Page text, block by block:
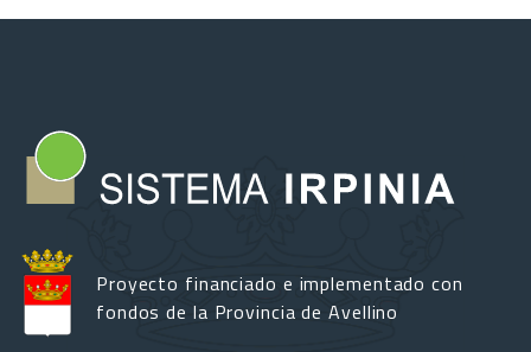
Proyecto financiado e implementado con
fondos de la Provincia de Avellino